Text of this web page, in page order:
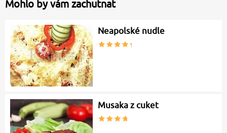
Mohlo by vám zachutnat
Neapolské nudle
Musaka z cuket